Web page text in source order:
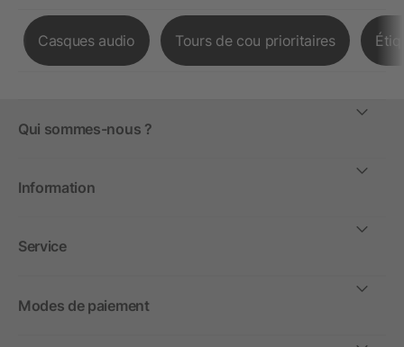
Casques audio Tours de cou prioritaires
Qui sommes-nous ?
Information
Service
Modes de paiement